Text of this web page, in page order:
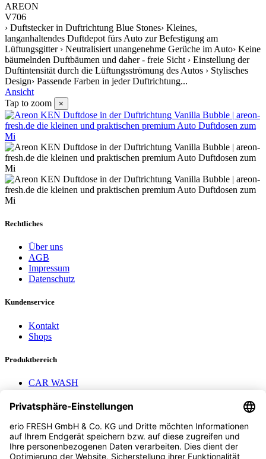
AREON
V706
› Duftstecker in Duftrichtung Blue Stones› Kleines,
langanhaltendes Duftdepot fürs Auto zur Befestigung am
Lüftungsgitter › Neutralisiert unangenehme Gerüche im Auto› Keine
bäumelnden Duftbäumen und daher - freie Sicht › Einstellung der
Duftintensität durch die Lüftungsströmung des Autos › Stylisches
Design› Passende Farben in jeder Duftrichtung...
Ansicht
Tap to zoom
×
Rechtliches
Über uns
AGB
Impressum
Datenschutz
Kundenservice
Kontakt
Shops
Produktbereich
CAR WASH
AEROTEC
Nayax Cashless
Pay with Me
Contact us